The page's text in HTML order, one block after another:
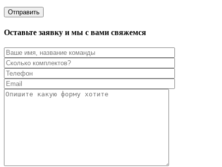
Оставьте заявку и мы с вами свяжемся